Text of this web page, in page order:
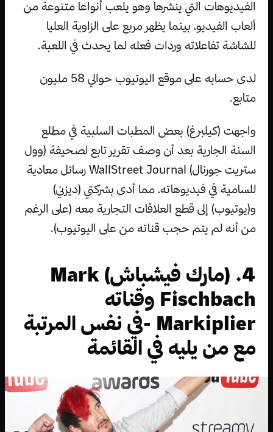
الفيديوهات التي ينشرها وهو يلعب أنواعا متنوعة من
ألعاب الفيديو، بينما يظهر مربع على الزاوية العليا
للشاشة تفاعلاته وردات فعله لما يحدث في اللعبة.
لدى حسابه على موقع اليوتيوب حوالي 58 مليون
متابع.
واجهت (كيلبرغ) بعض المطبات السلبية في مطلع
السنة الجارية بعد أن وصف تقرير تابع لصحيفة (وول
ستريت جورنال) WallStreet Journal رسائل معادية
للسامية في فيديوهاته، مما أدى بشركتي (ديزني)
و(يوتيوب) إلى قطع العلاقات التجارية معه (على الرغم
من أنه لم يتم حجب قناته من على اليوتيوب).
4. (مارك فيشباش) Mark
Fischbach وقناته
Markiplier -في نفس المرتبة
مع من يليه في القائمة